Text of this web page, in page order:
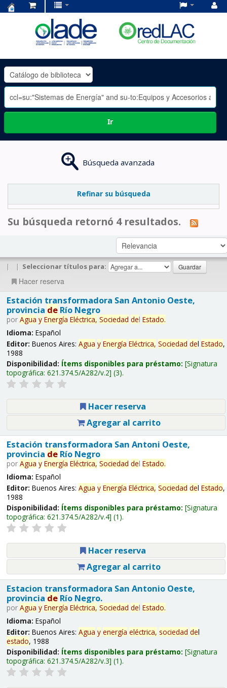
OLADE
-
Ir
Búsqueda avanzada
Refinar su búsqueda
Su búsqueda retornó 4 resultados.
| | Seleccionar títulos para:
Hacer reserva
Estación transformadora San Antonio Oeste,
provincia deRío Negro
por Agua y Energía Eléctrica, Sociedad del Estado.
Idioma: Español
Editor: Buenos Aires: Agua y Energía Eléctrica, Sociedad del Estado,
1988
Disponibilidad: Ítems disponibles para préstamo: Signatura
topográfica: 621.374.5/A282/v.2 (3).
Hacer reserva
Agregar al carrito
Estación transformadora San Antoni Oeste,
provincia deRío Negro
por Agua y Energía Eléctrica, Sociedad del Estado.
Idioma: Español
Editor: Buenos Aires: Agua y Energía Eléctrica, Sociedad del Estado,
1988
Disponibilidad: Ítems disponibles para préstamo: Signatura
topográfica: 621.374.5/A282/v.4 (1).
Hacer reserva
Agregar al carrito
Estacion transformadora San Antonio Oeste,
provincia deRío Negro.
por Agua y Energía Eléctrica, Sociedad del Estado.
Idioma: Español
Editor: Buenos Aires: Agua y energía eléctrica, sociedad del
estado, 1988
Disponibilidad: Ítems disponibles para préstamo: Signatura
topográfica: 621.374.5/A282/v.3 (1).